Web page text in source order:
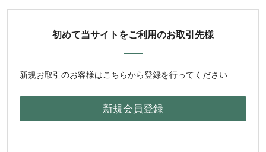
初めて当サイトをご利用のお取引先様
新規お取引のお客様はこちらから登録を行ってください